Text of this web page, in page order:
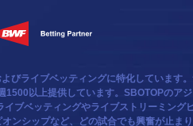
びライブベッティングに特化しています
以上提供しています。SBOTOPのア
ブベッティングやライブストリーミング
ンシップなど、どの試合でも興奮が止ま